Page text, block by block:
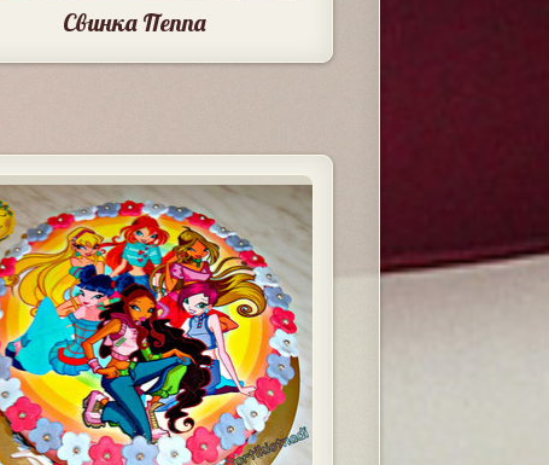
Свинка Пеппа